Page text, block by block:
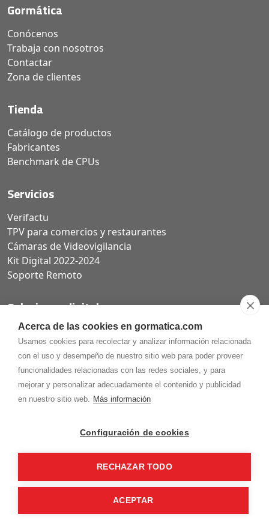
Acerca de las cookies en gormatica.com
Usamos cookies para recolectar y analizar información relacionada
con el uso y desempeño de nuestro sitio web para poder proveer
funcionalidades relacionadas con las redes sociales, y para
mejorar y personalizar adecuadamente el contenido y publicidad
en nuestro sitio web. Más información
Configuración de cookies
RECHAZAR TODO
ACEPTAR
Gormática
Conócenos
Trabaja con nosotros
Contactar
Zona de clientes
Tienda
Catálogo de productos
Fabricantes
Benchmark de CPUs
Servicios
Verifactu
TPV para comercios y restaurantes
Cámaras de Videovigilancia
Kit Digital 2022-2024
Soporte Remoto
Soluciones digitales
Páginas web
Tiendas online
Carta QR restaurantes
Gormaz Informática S.L.